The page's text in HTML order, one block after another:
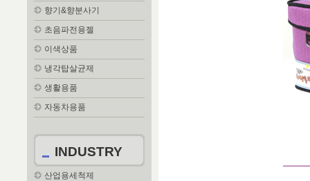
향기&향분사기
초음파전용젤
이색상품
냉각탑살균제
생활용품
자동차용품
INDUSTRY
산업용세척제